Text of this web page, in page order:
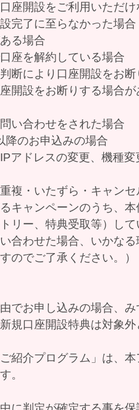
座開設をご利用いただ
完了に至らなかった場合
る場合
座を解約している場合
断により口座開設をお
開設をお断りする場合
い合わせをされた場合
降のお申込みの場合
アドレスの変更、機種
複・いたずら・キャン
キャンペーンのうち、
リー、特典受取等）し
合わせた場合、いかな
のでご了承ください。）
でお申し込みの場合、
規口座開設特典は対象
紹介プログラム」は、本
。